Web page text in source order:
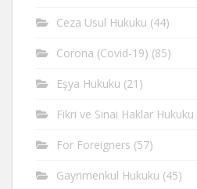
Ceza Usul Hukuku (44)
Corona (Covid-19) (85)
Eşya Hukuku (21)
Fikri ve Sinai Haklar Hukuku
For Foreigners (57)
Gayrimenkul Hukuku (45)